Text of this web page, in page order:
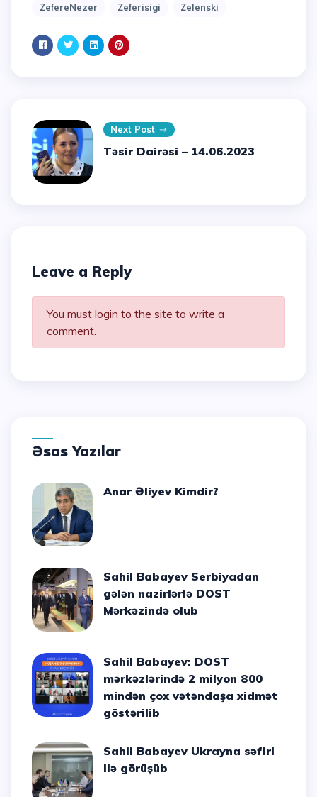
ZefereNezer
Zeferisigi Zelenski
Next Post
Təsir Dairəsi – 14.06.2023
Leave a Reply
You must login to the site to write a
comment.
Əsas Yazılar
Anar Əliyev Kimdir?
Sahil Babayev Serbiyadan
gələn nazirlərlə DOST
Mərkəzində olub
Sahil Babayev: DOST
mərkəzlərində 2 milyon 800
mindən çox vətəndaşa xidmət
göstərilib
Sahil Babayev Ukrayna səfiri
ilə görüşüb